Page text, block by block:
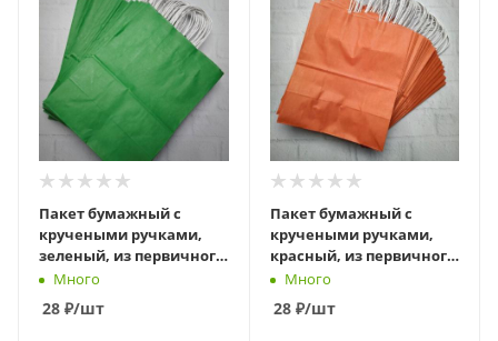
Пакет бумажный с
кручеными ручками,
зеленый, из первичного
сырья, 260 х 150 х 340 мм
Много
28 ₽/шт
Пакет бумажный с
кручеными ручками,
красный, из первичного
сырья, 260 х 150 х 340 мм
Много
28₽/шт